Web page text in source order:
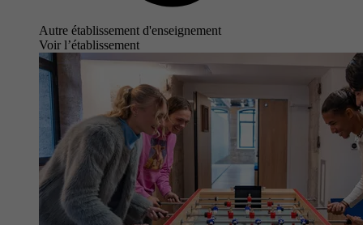
Autre établissement d'enseignement
Voir l’établissement